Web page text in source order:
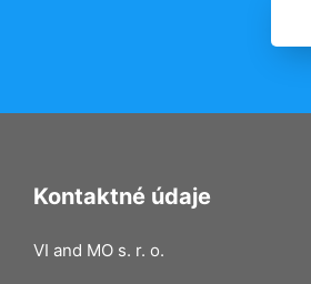
Kontaktné údaje
VI and MO s. r. o.